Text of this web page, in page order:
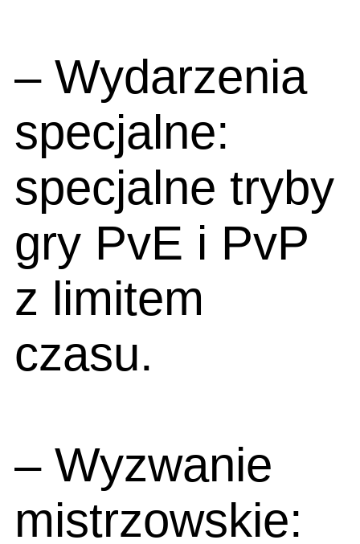
– Wydarzenia
specjalne:
specjalne tryby
gry PvE i PvP
z limitem
czasu.
– Wyzwanie
mistrzowskie: